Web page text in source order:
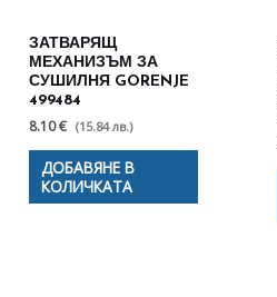
ЗАТВАРЯЩ
МЕХАНИЗЪМ ЗА
СУШИЛНЯ GORENJE
499484
8.10 € (15.84 лв.)
ДОБАВЯНЕ В
КОЛИЧКАТА